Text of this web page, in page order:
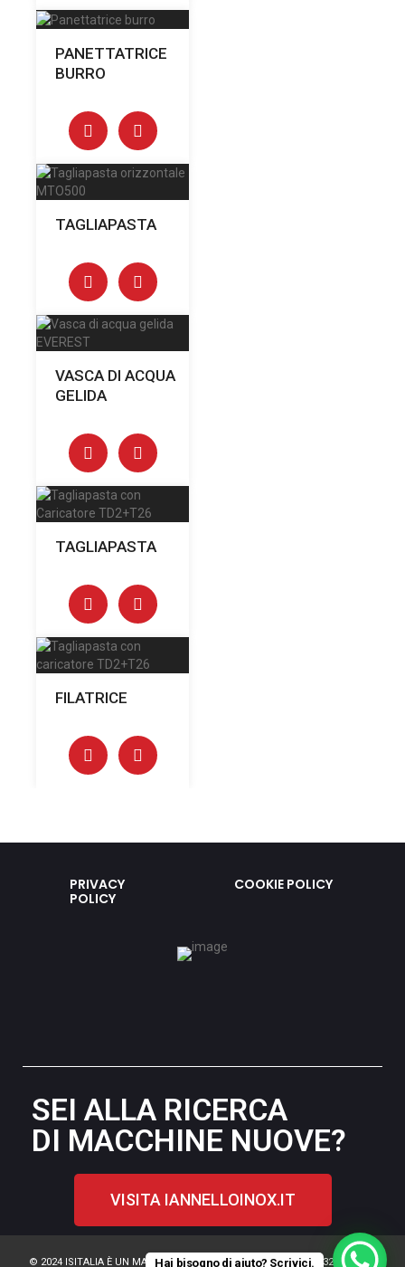
PANETTATRICE
BURRO
TAGLIAPASTA
VASCA DI ACQUA
GELIDA
TAGLIAPASTA
FILATRICE
PRIVACY
POLICY
COOKIE POLICY
VISITA IANNELLOINOX.IT
SEI ALLA RICERCA
DI MACCHINE NUOVE?
© 2024 ISITALIA È UN MARCHIO IANNELLOINOX S.R.L. – P.IVA 03284980798
Hai bisogno di aiuto? Scrivici.